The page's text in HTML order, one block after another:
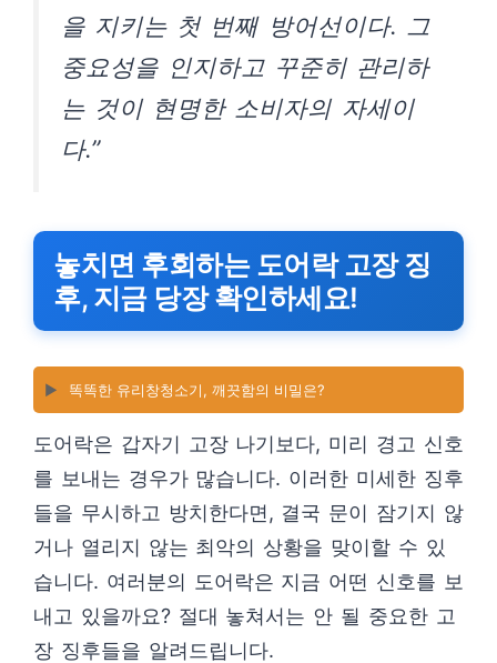
을 지키는 첫 번째 방어선이다. 그
중요성을 인지하고 꾸준히 관리하
는 것이 현명한 소비자의 자세이
다.”
놓치면 후회하는 도어락 고장 징
후, 지금 당장 확인하세요!
▶️ 똑똑한 유리창청소기, 깨끗함의 비밀은?
도어락은 갑자기 고장 나기보다, 미리 경고 신호
를 보내는 경우가 많습니다. 이러한 미세한 징후
들을 무시하고 방치한다면, 결국 문이 잠기지 않
거나 열리지 않는 최악의 상황을 맞이할 수 있
습니다. 여러분의 도어락은 지금 어떤 신호를 보
내고 있을까요? 절대 놓쳐서는 안 될 중요한 고
장 징후들을 알려드립니다.